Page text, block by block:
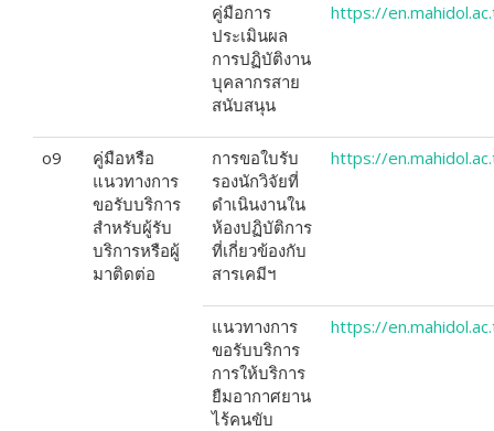
คู่มือการ
ประเมินผล
การปฏิบัติงาน
บุคลากรสาย
สนับสนุน
https://
o9
คู่มือหรือ
แนวทางการ
ขอรับบริการ
สำหรับผู้รับ
บริการหรือผู้
มาติดต่อ
การขอใบรับ
รองนักวิจัยที่
ดำเนินงานใน
ห้องปฏิบัติการ
ที่เกี่ยวข้องกับ
สารเคมีฯ
https://
แนวทางการ
ขอรับบริการ
การให้บริการ
ยืมอากาศยาน
ไร้คนขับ
https://